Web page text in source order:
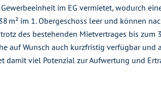
im EG vermietet, wodurch
m² im 1. Obergeschoss leer und können
des bestehenden Mietvertrages bis
auf Wunsch auch kurzfristig verfügbar
viel Potenzial zur Aufwertung und